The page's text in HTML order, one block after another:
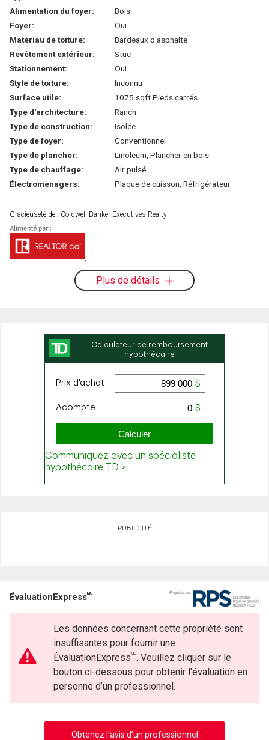
Alimentation du foyer:
Bois
Foyer:
Oui
Matériau de toiture:
Bardeaux d'asphalte
Revêtement extérieur:
Stuc
Stationnement:
Oui
Style de toiture:
Inconnu
Surface utile:
1075 sqft Pieds carrés
Type d'architecture:
Ranch
Type de construction:
Isolée
Type de foyer:
Conventionnel
Type de plancher:
Linoleum, Plancher en bois
Type de chauffage:
Air pulsé
Électroménagers:
Plaque de cuisson, Réfrigérateur
Gracieuseté de : Coldwell Banker Executives Realty
Plus de détails
PUBLICITÉ
ÉvaluationExpressMC
Les données concernant cette propriété sont
insuffisantes pour fournir une
ÉvaluationExpressMC. Veuillez cliquer sur le
bouton ci-dessous pour obtenir l'évaluation en
personne d’un professionnel.
Obtenez l’avis d’un professionnel